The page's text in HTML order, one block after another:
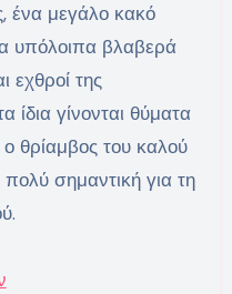
ένα μεγάλο κακό
υπόλοιπα βλαβερά
εχθροί της
γίνονται θύματα
θρίαμβος του καλού
σημαντική για τη